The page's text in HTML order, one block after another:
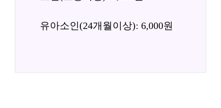
유아소인(24개월이상): 6,000원